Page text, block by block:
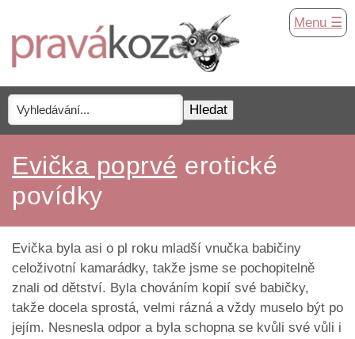
Menu ☰
Evička poprvé erotické
povídky
Evička byla asi o pl roku mladší vnučka babičiny
celoživotní kamarádky, takže jsme se pochopitelně
znali od dětství. Byla chováním kopií své babičky,
takže docela sprostá, velmi rázná a vždy muselo být po
jejím. Nesnesla odpor a byla schopna se kvůli své vůli i